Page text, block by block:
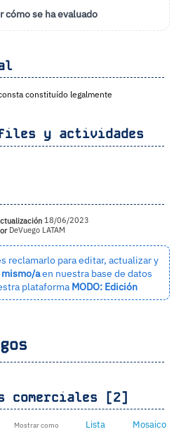
cómo se ha evaluado
constituído legalmente
y actividades
18/06/2023
DeVuego LATAM
reclamarlo para editar, actualizar y
aen nuestra base de datos
plataforma MODO: Edición
comerciales [2]
Mostrar como Lista Mosaico